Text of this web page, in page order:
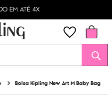
EM ATÉ 4X
Bolsa Kipling New Art M Baby Bag